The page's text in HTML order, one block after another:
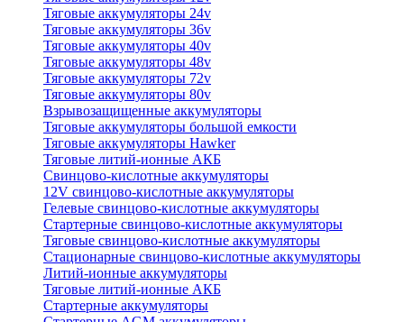
Тяговые аккумуляторы 24v
Тяговые аккумуляторы 36v
Тяговые аккумуляторы 40v
Тяговые аккумуляторы 48v
Тяговые аккумуляторы 72v
Тяговые аккумуляторы 80v
Взрывозащищенные аккумуляторы
Тяговые аккумуляторы большой емкости
Тяговые аккумуляторы Hawker
Тяговые литий-ионные АКБ
Свинцово-кислотные аккумуляторы
12V свинцово-кислотные аккумуляторы
Гелевые свинцово-кислотные аккумуляторы
Стартерные свинцово-кислотные аккумуляторы
Тяговые свинцово-кислотные аккумуляторы
Стационарные свинцово-кислотные аккумуляторы
Литий-ионные аккумуляторы
Тяговые литий-ионные АКБ
Стартерные аккумуляторы